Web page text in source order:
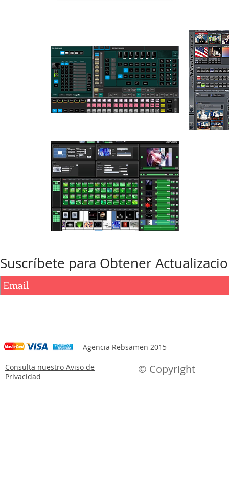
Suscríbete para Obtener
Agencia Rebsamen 2015
Consulta nuestro Aviso de
Privacidad
© Copyright